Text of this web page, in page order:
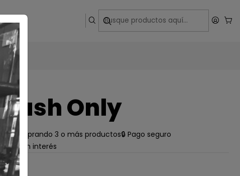
Only
comprando 3 o más productos🔒 Pago seguro
sin interés